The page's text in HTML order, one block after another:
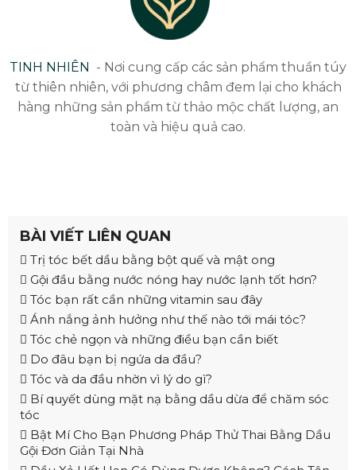
TINH NHIÊN - Nơi cung cấp các sản phẩm thuần túy
từ thiên nhiên, với phương châm đem lại cho khách
hàng những sản phẩm từ thảo mộc chất lượng, an
toàn và hiệu quả cao.
BÀI VIẾT LIÊN QUAN
Trị tóc bết dầu bằng bột quế và mật ong
Gội đầu bằng nước nóng hay nước lạnh tốt hơn?
Tóc bạn rất cần những vitamin sau đây
Ánh nắng ảnh hưởng như thế nào tới mái tóc?
Tóc chẻ ngọn và những điều bạn cần biết
Do đâu bạn bị ngứa da đầu?
Tóc và da đầu nhờn vì lý do gì?
Bí quyết dùng mặt nạ bằng dầu dừa để chăm sóc
tóc
Bật Mí Cho Bạn Phương Pháp Thử Thai Bằng Dầu
Gội Đơn Giản Tại Nhà